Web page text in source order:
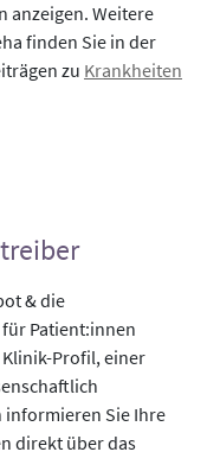
anzeigen. Weitere
finden Sie in der
zu Krankheiten
& die
Patient:innen
Profil, einer
Sie Ihre
direkt über das